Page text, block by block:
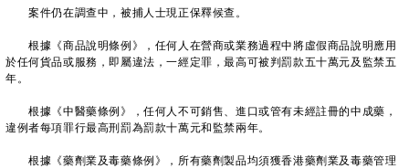
案件仍在調查中，被捕人士現正保釋候查。
根據《商品說明條例》，任何人在營商或業務過程中將虛假商品說明應用
於任何貨品或服務，即屬違法，一經定罪，最高可被判罰款五十萬元及監禁五
年。
根據《中醫藥條例》，任何人不可銷售、進口或管有未經註冊的中成藥，
違例者每項罪行最高刑罰為罰款十萬元和監禁兩年。
根據《藥劑業及毒藥條例》，所有藥劑製品均須獲香港藥劑業及毒藥管理